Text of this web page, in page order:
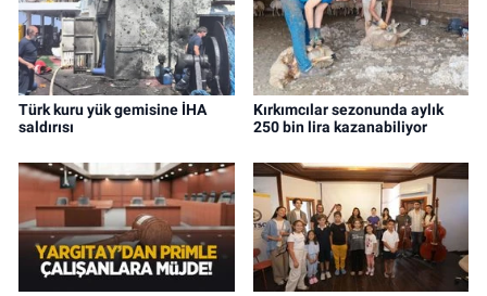
Türk kuru yük gemisine İHA
saldırısı
Kırkımcılar sezonunda aylık
250 bin lira kazanabiliyor